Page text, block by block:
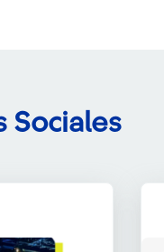
Sociales